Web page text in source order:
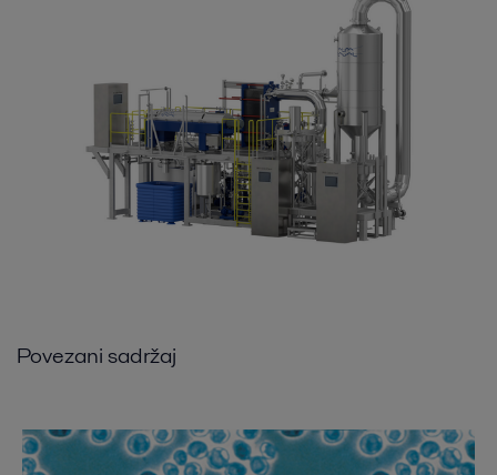
Povezani sadržaj